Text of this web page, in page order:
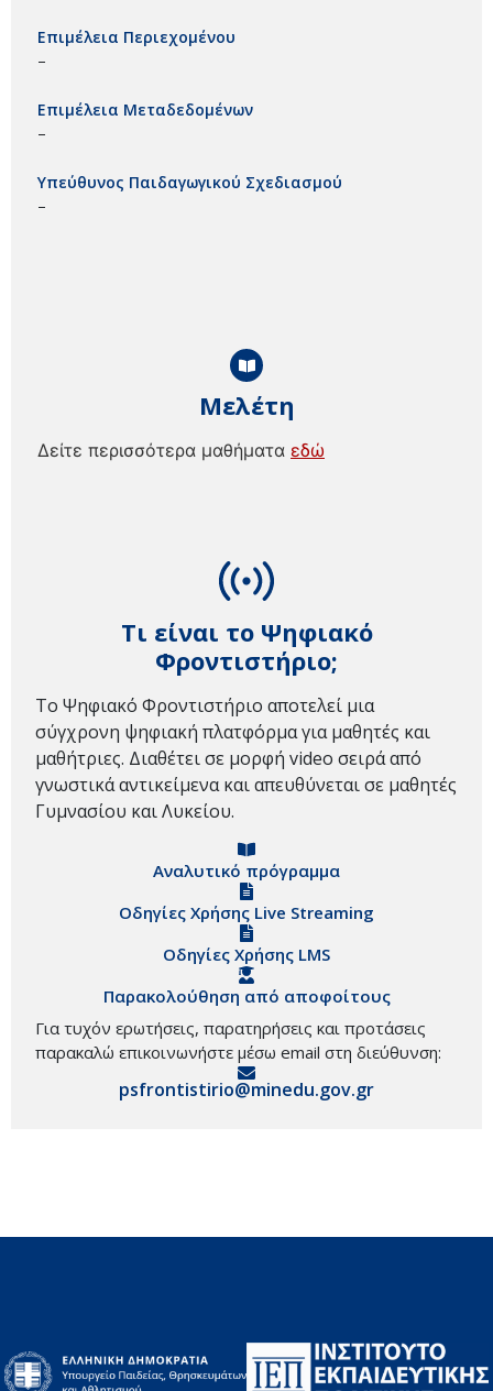
Τι είναι το Ψηφιακό
Φροντιστήριο;
Το Ψηφιακό Φροντιστήριο αποτελεί μια
σύγχρονη ψηφιακή πλατφόρμα για μαθητές και
μαθήτριες. Διαθέτει σε μορφή video σειρά από
γνωστικά αντικείμενα και απευθύνεται σε μαθητές
Γυμνασίου και Λυκείου.
Αναλυτικό πρόγραμμα
Οδηγίες Χρήσης Live Streaming
Οδηγίες Χρήσης LMS
Παρακολούθηση από αποφοίτους
Για τυχόν ερωτήσεις, παρατηρήσεις και προτάσεις
παρακαλώ επικοινωνήστε μέσω email στη διεύθυνση:
psfrontistirio@minedu.gov.gr
Μελέτη
Δείτε περισσότερα μαθήματα εδώ
Επιμέλεια Περιεχομένου
–
Επιμέλεια Μεταδεδομένων
–
Υπεύθυνος Παιδαγωγικού Σχεδιασμού
–